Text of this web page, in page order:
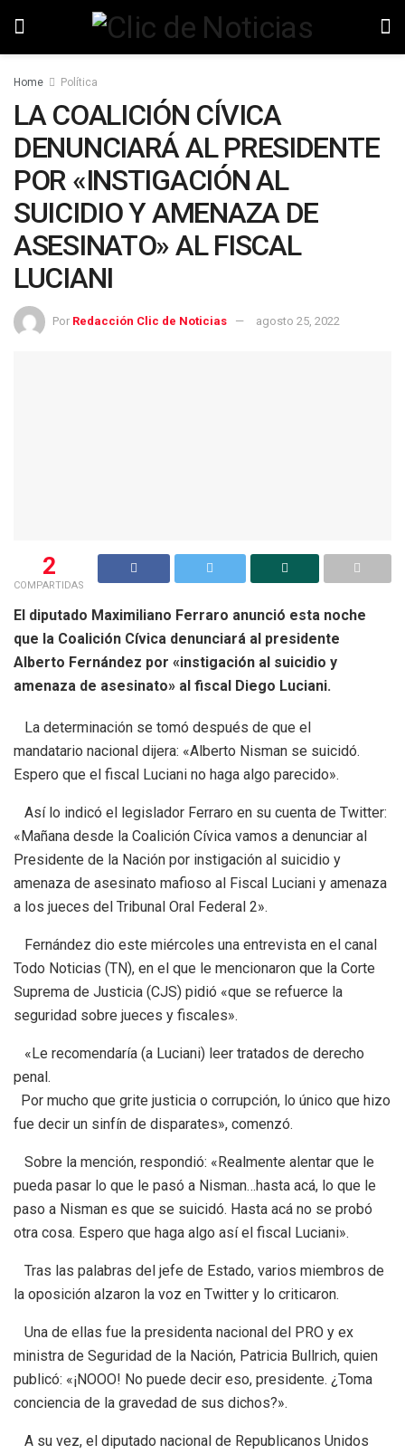
Home Política
LA COALICIÓN CÍVICA
DENUNCIARÁ AL PRESIDENTE
POR «INSTIGACIÓN AL
SUICIDIO Y AMENAZA DE
ASESINATO» AL FISCAL
LUCIANI
Por Redacción Clic de Noticias agosto 25, 2022
2
COMPARTIDAS
El diputado Maximiliano Ferraro anunció esta noche
que la Coalición Cívica denunciará al presidente
Alberto Fernández por «instigación al suicidio y
amenaza de asesinato» al fiscal Diego Luciani.
La determinación se tomó después de que el
mandatario nacional dijera: «Alberto Nisman se suicidó.
Espero que el fiscal Luciani no haga algo parecido».
Así lo indicó el legislador Ferraro en su cuenta de Twitter:
«Mañana desde la Coalición Cívica vamos a denunciar al
Presidente de la Nación por instigación al suicidio y
amenaza de asesinato mafioso al Fiscal Luciani y amenaza
a los jueces del Tribunal Oral Federal 2».
Fernández dio este miércoles una entrevista en el canal
Todo Noticias (TN), en el que le mencionaron que la Corte
Suprema de Justicia (CJS) pidió «que se refuerce la
seguridad sobre jueces y fiscales».
«Le recomendaría (a Luciani) leer tratados de derecho
penal.
Por mucho que grite justicia o corrupción, lo único que hizo
fue decir un sinfín de disparates», comenzó.
Sobre la mención, respondió: «Realmente alentar que le
pueda pasar lo que le pasó a Nisman…hasta acá, lo que le
paso a Nisman es que se suicidó. Hasta acá no se probó
otra cosa. Espero que haga algo así el fiscal Luciani».
Tras las palabras del jefe de Estado, varios miembros de
la oposición alzaron la voz en Twitter y lo criticaron.
Una de ellas fue la presidenta nacional del PRO y ex
ministra de Seguridad de la Nación, Patricia Bullrich, quien
publicó: «¡NOOO! No puede decir eso, presidente. ¿Toma
conciencia de la gravedad de sus dichos?».
A su vez, el diputado nacional de Republicanos Unidos